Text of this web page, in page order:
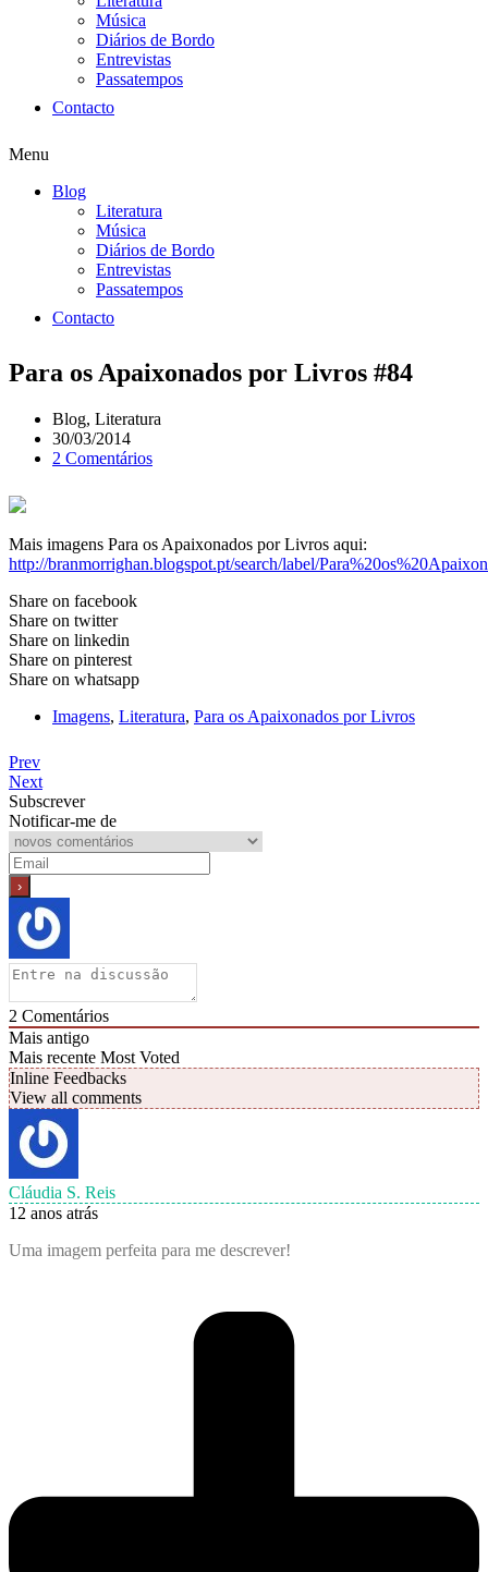
Música
Diários de Bordo
Entrevistas
Passatempos
Contacto
Menu
Blog
Literatura
Música
Diários de Bordo
Entrevistas
Passatempos
Contacto
Para os Apaixonados por Livros #84
Blog, Literatura
30/03/2014
2 Comentários
Mais imagens Para os Apaixonados por Livros aqui:
http://branmorrighan.blogspot.pt/search/label/
Share on facebook
Share on twitter
Share on linkedin
Share on pinterest
Share on whatsapp
Imagens, Literatura, Para os Apaixonados por Livros
Prev
Next
Subscrever
Notificar-me de
2 Comentários
Mais antigo
Mais recente Most Voted
Inline Feedbacks
View all comments
Cláudia S. Reis
12 anos atrás
Uma imagem perfeita para me descrever!